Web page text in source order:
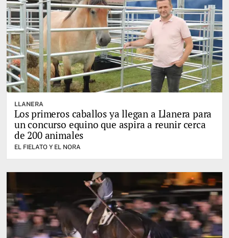
LLANERA
Los primeros caballos ya llegan a Llanera para
un concurso equino que aspira a reunir cerca
de 200 animales
EL FIELATO Y EL NORA